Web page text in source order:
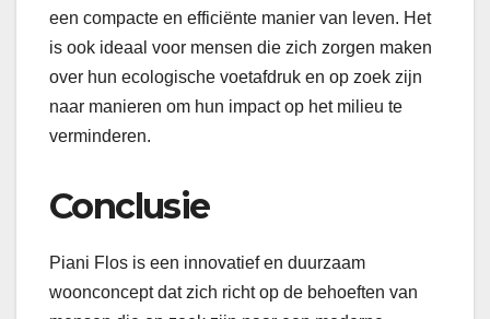
een compacte en efficiënte manier van leven. Het
is ook ideaal voor mensen die zich zorgen maken
over hun ecologische voetafdruk en op zoek zijn
naar manieren om hun impact op het milieu te
verminderen.
Conclusie
Piani Flos is een innovatief en duurzaam
woonconcept dat zich richt op de behoeften van